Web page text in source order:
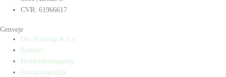
CVR: 61966617
Genveje
Om Straarup & Co
Kontakt
Handelsbetingelser
Privatlivspolitik